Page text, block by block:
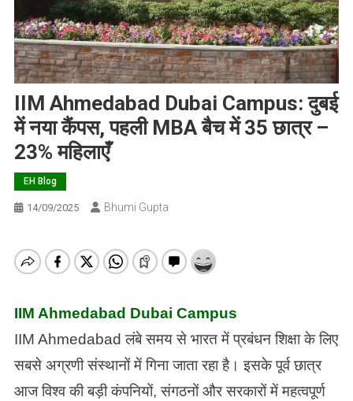
IIM Ahmedabad Dubai Campus: दुबई
में नया कैंपस, पहली MBA बैच में 35 छात्र –
23% महिलाएँ
EH Blog
14/09/2025 Bhumi Gupta
IIM Ahmedabad Dubai Campus
IIM Ahmedabad लंबे समय से भारत में प्रबंधन शिक्षा के लिए
सबसे अग्रणी संस्थानों में गिना जाता रहा है। इसके पूर्व छात्र
आज विश्व की बड़ी कंपनियों, संगठनों और सरकारों में महत्वपूर्ण